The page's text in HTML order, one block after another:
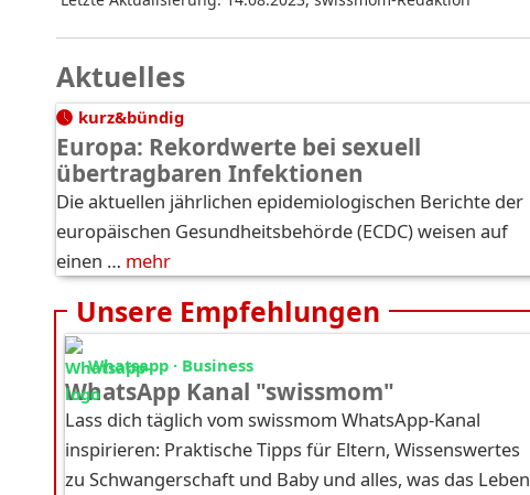
Aktuelles
kurz&bündig
Europa: Rekordwerte bei sexuell
übertragbaren Infektionen
Die aktuellen jährlichen epidemiologischen Berichte der
europäischen Gesundheitsbehörde (ECDC) weisen auf
einen … mehr
Unsere Empfehlungen
Whatsapp · Business
WhatsApp Kanal "swissmom"
Lass dich täglich vom swissmom WhatsApp-Kanal
inspirieren: Praktische Tipps für Eltern, Wissenswertes
zu Schwangerschaft und Baby und alles, was das Leben